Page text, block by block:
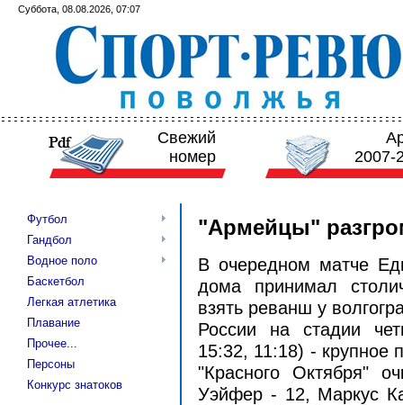
Суббота, 08.08.2026, 07:07
Свежий
номер
2007-
Футбол
Гандбол
Водное поло
Баскетбол
Легкая атлетика
Плавание
Прочее...
Персоны
Конкурс знатоков
"Армейцы"
В очередном матче
дома принимал
взять реванш у
России на стадии
15:32, 11:18) - крупное
"Красного Октября"
Уэйфер - 12, Маркус